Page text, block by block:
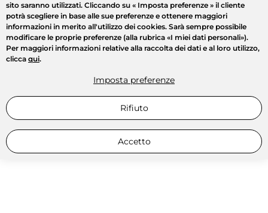
sito saranno utilizzati. Cliccando su « Imposta preferenze » il cliente
potrà scegliere in base alle sue preferenze e ottenere maggiori
informazioni in merito all'utilizzo dei cookies. Sarà sempre possibile
modificare le proprie preferenze (alla rubrica «I miei dati personali»).
Per maggiori informazioni relative alla raccolta dei dati e al loro utilizzo,
clicca qui.
Imposta preferenze
Rifiuto
Accetto